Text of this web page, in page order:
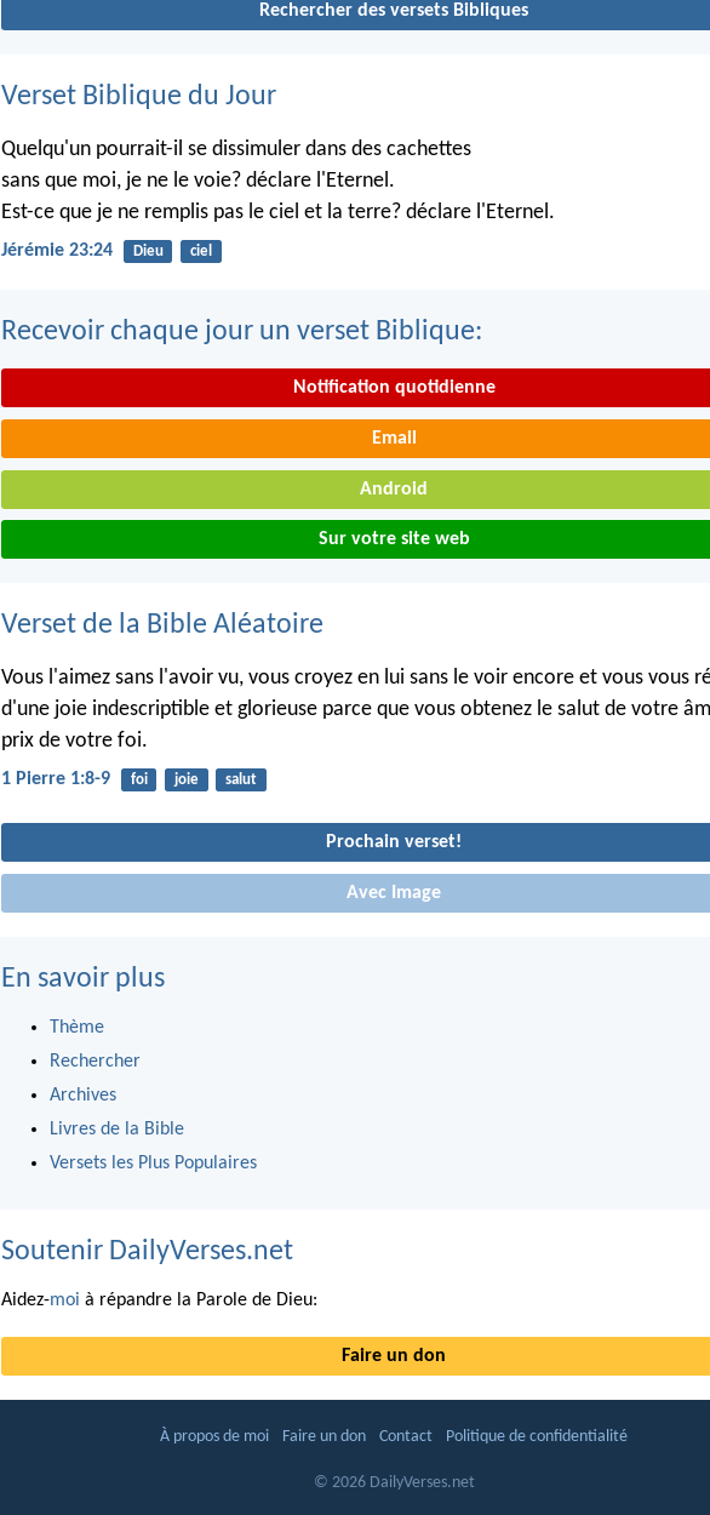
Rechercher des versets Bibliques
Verset Biblique du Jour
Quelqu'un pourrait-il se dissimuler dans des cachettes
sans que moi, je ne le voie? déclare l'Eternel.
Est-ce que je ne remplis pas le ciel et la terre? déclare l'Eternel.
Jérémie 23:24 Dieu ciel
Recevoir chaque jour un verset Biblique:
Notification quotidienne
Email
Android
Sur votre site web
Verset de la Bible Aléatoire
Vous l'aimez sans l'avoir vu, vous croyez en lui sans le voir encore et vous vous
d'une joie indescriptible et glorieuse parce que vous obtenez le salut de votre
prix de votre foi.
1 Pierre 1:8-9 foi joie salut
Prochain verset!
Avec Image
En savoir plus
Thème
Rechercher
Archives
Livres de la Bible
Versets les Plus Populaires
Soutenir DailyVerses.net
Aidez-moi à répandre la Parole de Dieu:
Faire un don
À propos de moi Faire un don Contact Politique de confidentialité
© 2026 DailyVerses.net